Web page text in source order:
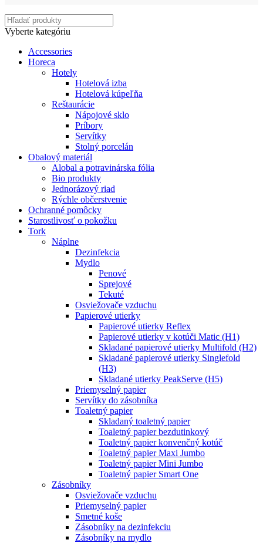
Vyberte kategóriu
Accessories
Horeca
Hotely
Hotelová izba
Hotelová kúpeľňa
Reštaurácie
Nápojové sklo
Príbory
Servítky
Stolný porcelán
Obalový materiál
Alobal a potravinárska fólia
Bio produkty
Jednorázový riad
Rýchle občerstvenie
Ochranné pomôcky
Starostlivosť o pokožku
Tork
Náplne
Dezinfekcia
Mydlo
Penové
Sprejové
Tekuté
Osviežovače vzduchu
Papierové utierky
Papierové utierky Reflex
Papierové utierky v kotúči Matic (H1)
Skladané papierové utierky Multifold (H2)
Skladané papierové utierky Singlefold
(H3)
Skladané utierky PeakServe (H5)
Priemyselný papier
Servítky do zásobníka
Toaletný papier
Skladaný toaletný papier
Toaletný papier bezdutinkový
Toaletný papier konvenčný kotúč
Toaletný papier Maxi Jumbo
Toaletný papier Mini Jumbo
Toaletný papier Smart One
Zásobníky
Osviežovače vzduchu
Priemyselný papier
Smetné koše
Zásobníky na dezinfekciu
Zásobníky na mydlo